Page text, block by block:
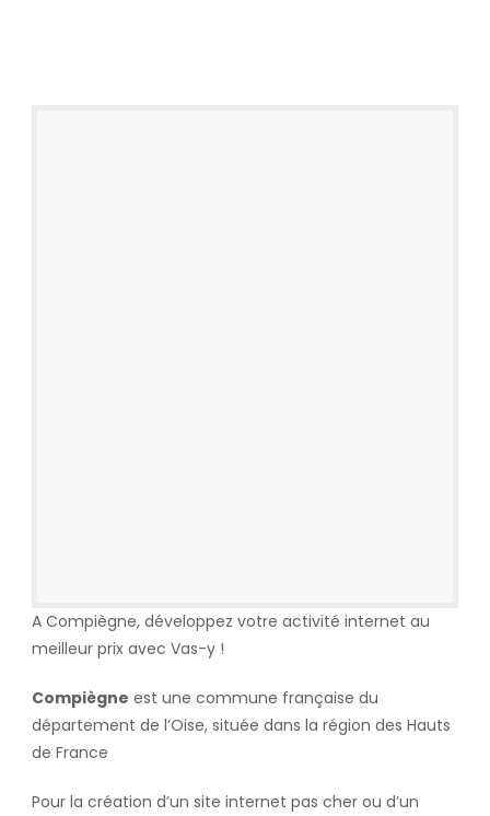
A Compiègne, développez votre activité internet au
meilleur prix avec Vas-y !
Compiègne est une commune française du
département de l’Oise, située dans la région des Hauts
de France
Pour la création d’un site internet pas cher ou d’un